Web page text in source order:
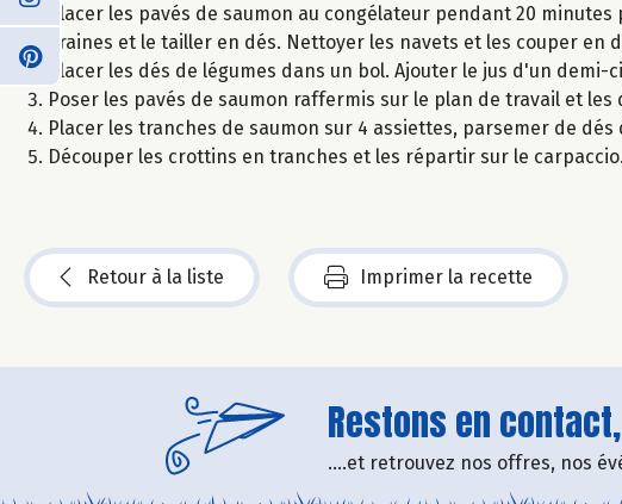
Placer les pavés de saumon au congélateur pendant 20
graines et le tailler en dés. Nettoyer les navets et les couper en
Placer les dés de légumes dans un bol. Ajouter le jus d'un
Poser les pavés de saumon raffermis sur le plan de travail et
Placer les tranches de saumon sur 4 assiettes, parsemer de
Découper les crottins en tranches et les répartir sur le
Retour à la liste Imprimer la recette
Restons en
....et retrouvez nos offres, nos